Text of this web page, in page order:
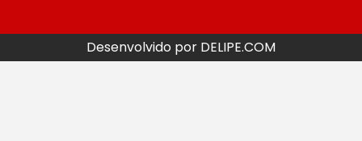
Desenvolvido por DELIPE.COM